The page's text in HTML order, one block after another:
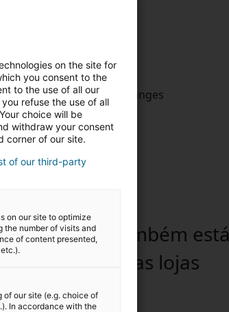
propertips também está
disponível nas lojas
on the site for
you consent to the
to the use of all our
refuse the use of all
choice will be
withdraw your consent
corner of our site.
of our third-party
on our site to optimize
the number of visits and
of content presented,
our site (e.g. choice of
In accordance with the